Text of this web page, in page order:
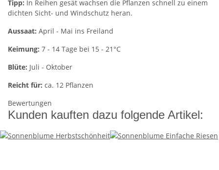
Tipp: In Reihen gesät wachsen die Pflanzen schnell zu einem
dichten Sicht- und Windschutz heran.
Aussaat: April - Mai ins Freiland
Keimung: 7 - 14 Tage bei 15 - 21°C
Blüte: Juli - Oktober
Reicht für: ca. 12 Pflanzen
Bewertungen
Kunden kauften dazu folgende Artikel: